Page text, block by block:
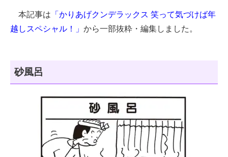
本記事は 「かりあげクンデラックス 笑って気づけば年
越しスペシャル！」 から一部抜粋・編集しました。
砂風呂